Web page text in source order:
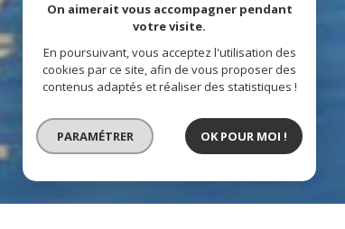
On aimerait vous accompagner pendant
votre visite.
En poursuivant, vous acceptez l'utilisation des
cookies par ce site, afin de vous proposer des
contenus adaptés et réaliser des statistiques !
PARAMÉTRER OK POUR MOI !